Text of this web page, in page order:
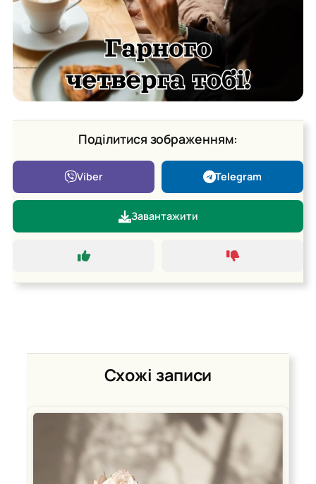
Поділитися зображенням:
Viber Telegram
Завантажити
Схожі записи